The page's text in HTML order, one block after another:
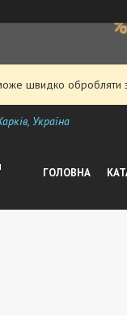
швидко обробляти
Україна
ГОЛОВНА